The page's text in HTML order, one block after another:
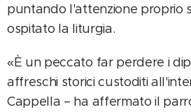
puntando l'attenzione proprio
ospitato la liturgia.
«È un peccato far perdere i
affreschi storici custoditi
Cappella – ha affermato il